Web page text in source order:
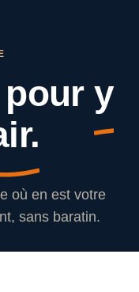
y
où en est votre
sans baratin.